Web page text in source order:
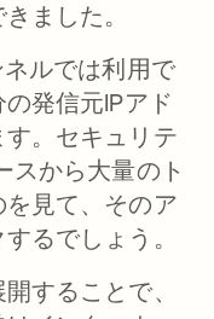
ました。
ネルでは利用で
発信元IPアド
。セキュリテ
スから大量のト
見て、そのア
るでしょう。
することで、